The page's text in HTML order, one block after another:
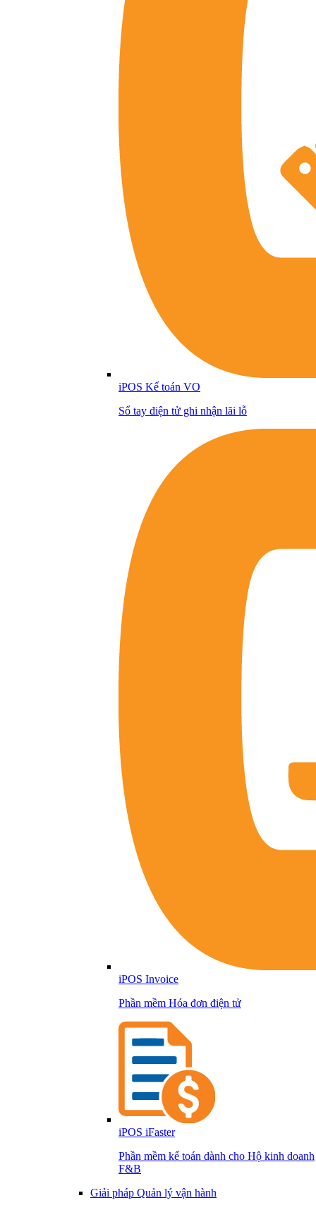
iPOS Kế toán VO
Sổ tay điện tử ghi nhận lãi lỗ
iPOS Invoice
Phần mềm Hóa đơn điện tử
iPOS iFaster
Phần mềm kế toán dành cho Hộ kinh doanh
F&B
Giải pháp Quản lý vận hành